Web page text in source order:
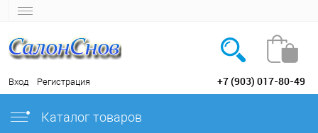
Вход Регистрация +7 (903) 017-80-49
Каталог товаров